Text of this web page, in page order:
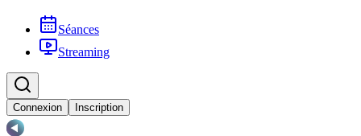
Séances
Streaming
Connexion Inscription